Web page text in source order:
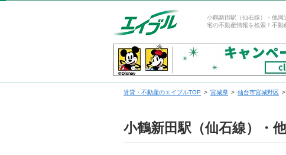
小鶴新田駅（仙石線）・他
宅の不動産情報を検索！不
賃貸・不動産のエイブルTOP 宮城県 仙台市宮城野区
小鶴新田駅（仙石線）・